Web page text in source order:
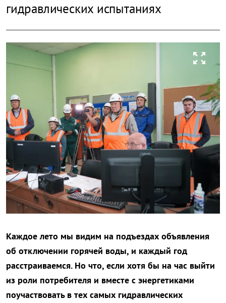
гидравлических испытаниях
zoom_out_map
Каждое лето мы видим на подъездах объявления
об отключении горячей воды, и каждый год
расстраиваемся. Но что, если хотя бы на час выйти
из роли потребителя и вместе с энергетиками
поучаствовать в тех самых гидравлических